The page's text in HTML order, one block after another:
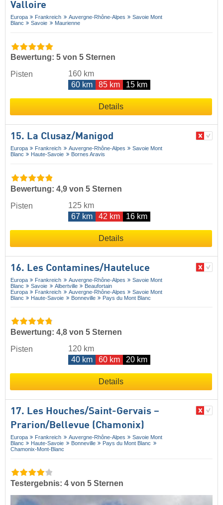
Valloire
Europa Frankreich Auvergne-Rhône-Alpes
Savoie Mont
Blanc
Savoie Maurienne
Bewertung: 5 von 5 Sternen
Pisten
160 km
60 km
85 km 15 km
Details
15. La Clusaz/​Manigod
Europa Frankreich Auvergne-Rhône-Alpes
Savoie Mont
Blanc
Haute-Savoie Bornes Aravis
Bewertung: 4,9 von 5 Sternen
Pisten
125 km
67 km
42 km 16 km
Details
16. Les Contamines/​Hauteluce
Europa Frankreich Auvergne-Rhône-Alpes
Savoie Mont
Blanc
Savoie Albertville
Beaufortain
Europa
Frankreich Auvergne-Rhône-Alpes
Savoie Mont
Blanc
Haute-Savoie Bonneville Pays du Mont Blanc
Bewertung: 4,8 von 5 Sternen
Pisten
120 km
40 km
60 km 20 km
Details
17. Les Houches/​Saint-Gervais –
Prarion/​Bellevue (Chamonix)
Europa Frankreich Auvergne-Rhône-Alpes
Savoie Mont
Blanc
Haute-Savoie Bonneville
Pays du Mont Blanc
Chamonix-Mont-Blanc
Testergebnis: 4 von 5 Sternen